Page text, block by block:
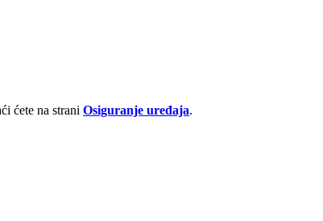
ćete na strani Osiguranje uređaja.